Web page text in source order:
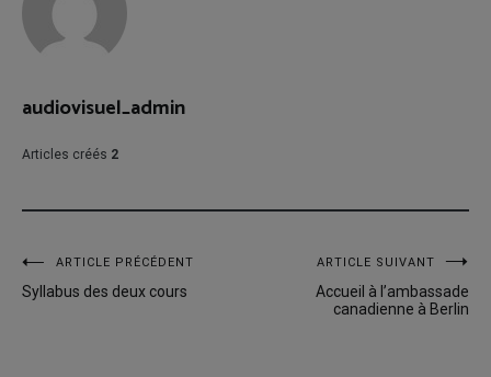
audiovisuel_admin
Articles créés 2
Navigation
de
ARTICLE PRÉCÉDENT
Syllabus des deux cours
ARTICLE SUIVANT
Accueil à l’ambassade
canadienne à Berlin